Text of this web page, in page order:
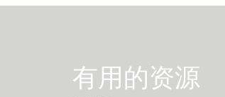
有用的资源